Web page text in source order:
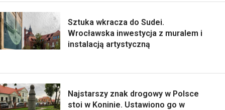
Sztuka wkracza do Sudei.
Wrocławska inwestycja z muralem i
instalacją artystyczną
Najstarszy znak drogowy w Polsce
stoi w Koninie. Ustawiono go w